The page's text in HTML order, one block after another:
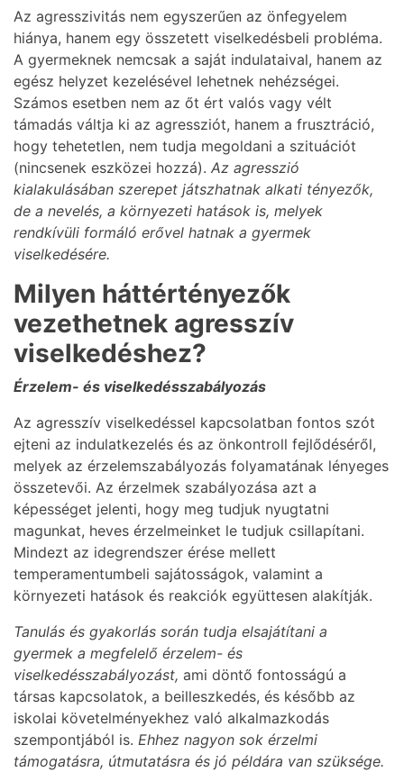
Az agresszivitás nem egyszerűen az önfegyelem
hiánya, hanem egy összetett viselkedésbeli probléma.
A gyermeknek nemcsak a saját indulataival, hanem az
egész helyzet kezelésével lehetnek nehézségei.
Számos esetben nem az őt ért valós vagy vélt
támadás váltja ki az agressziót, hanem a frusztráció,
hogy tehetetlen, nem tudja megoldani a szituációt
(nincsenek eszközei hozzá). Az agresszió
kialakulásában szerepet játszhatnak alkati tényezők,
de a nevelés, a környezeti hatások is, melyek
rendkívüli formáló erővel hatnak a gyermek
viselkedésére.
Milyen háttértényezők
vezethetnek agresszív
viselkedéshez?
Érzelem- és viselkedésszabályozás
Az agresszív viselkedéssel kapcsolatban fontos szót
ejteni az indulatkezelés és az önkontroll fejlődéséről,
melyek az érzelemszabályozás folyamatának lényeges
összetevői. Az érzelmek szabályozása azt a
képességet jelenti, hogy meg tudjuk nyugtatni
magunkat, heves érzelmeinket le tudjuk csillapítani.
Mindezt az idegrendszer érése mellett
temperamentumbeli sajátosságok, valamint a
környezeti hatások és reakciók együttesen alakítják.
Tanulás és gyakorlás során tudja elsajátítani a
gyermek a megfelelő érzelem- és
viselkedésszabályozást, ami döntő fontosságú a
társas kapcsolatok, a beilleszkedés, és később az
iskolai követelményekhez való alkalmazkodás
szempontjából is. Ehhez nagyon sok érzelmi
támogatásra, útmutatásra és jó példára van szüksége.